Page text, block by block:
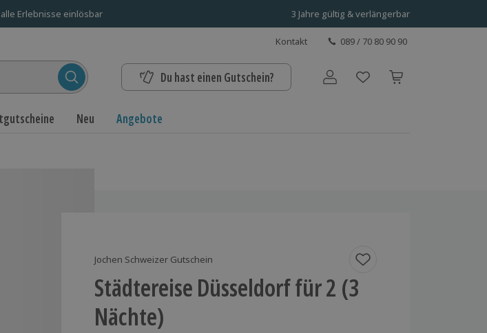
Erlebnisse einlösbar 3 Jahre gültig & verlängerbar
Kontakt 089 / 70 80 90 90
Du hast einen Gutschein? Benutzerkonto
Neu Angebote
Jochen Schweizer Gutschein
Städtereise Düsseldorf für 2 (3
Nächte)